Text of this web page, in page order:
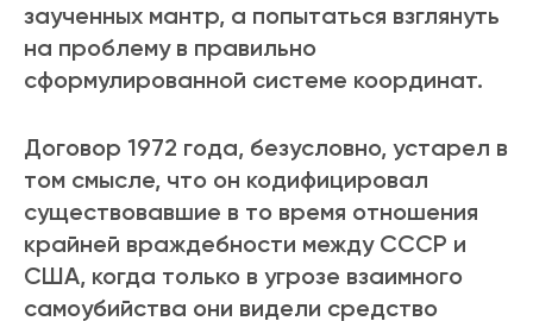
заученных мантр, а попытаться взглянуть
на проблему в правильно
сформулированной системе координат.
Договор 1972 года, безусловно, устарел в
том смысле, что он кодифицировал
существовавшие в то время отношения
крайней враждебности между СССР и
США, когда только в угрозе взаимного
самоубийства они видели средство